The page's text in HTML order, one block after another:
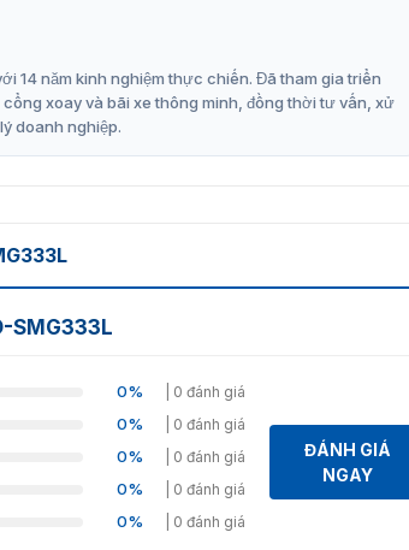
đặt ở các khu vực khác nhau có thể được
bị thanh đèn LED, trực quan hiển thị khu vực
thể kim loại được ném qua máy dò.
trình nhiều tần số khác nhau để giảm thiểu
14 năm kinh nghiệm thực chiến. Đã tham gia triển
xoay và bãi xe thông minh, đồng thời tư vấn, xử
doanh nghiệp.
SMG333L
0% | 0 đánh giá
0% | 0 đánh giá
0% | 0 đánh giá
0% | 0 đánh giá
0% | 0 đánh giá
ĐÁNH GIÁ
NGAY